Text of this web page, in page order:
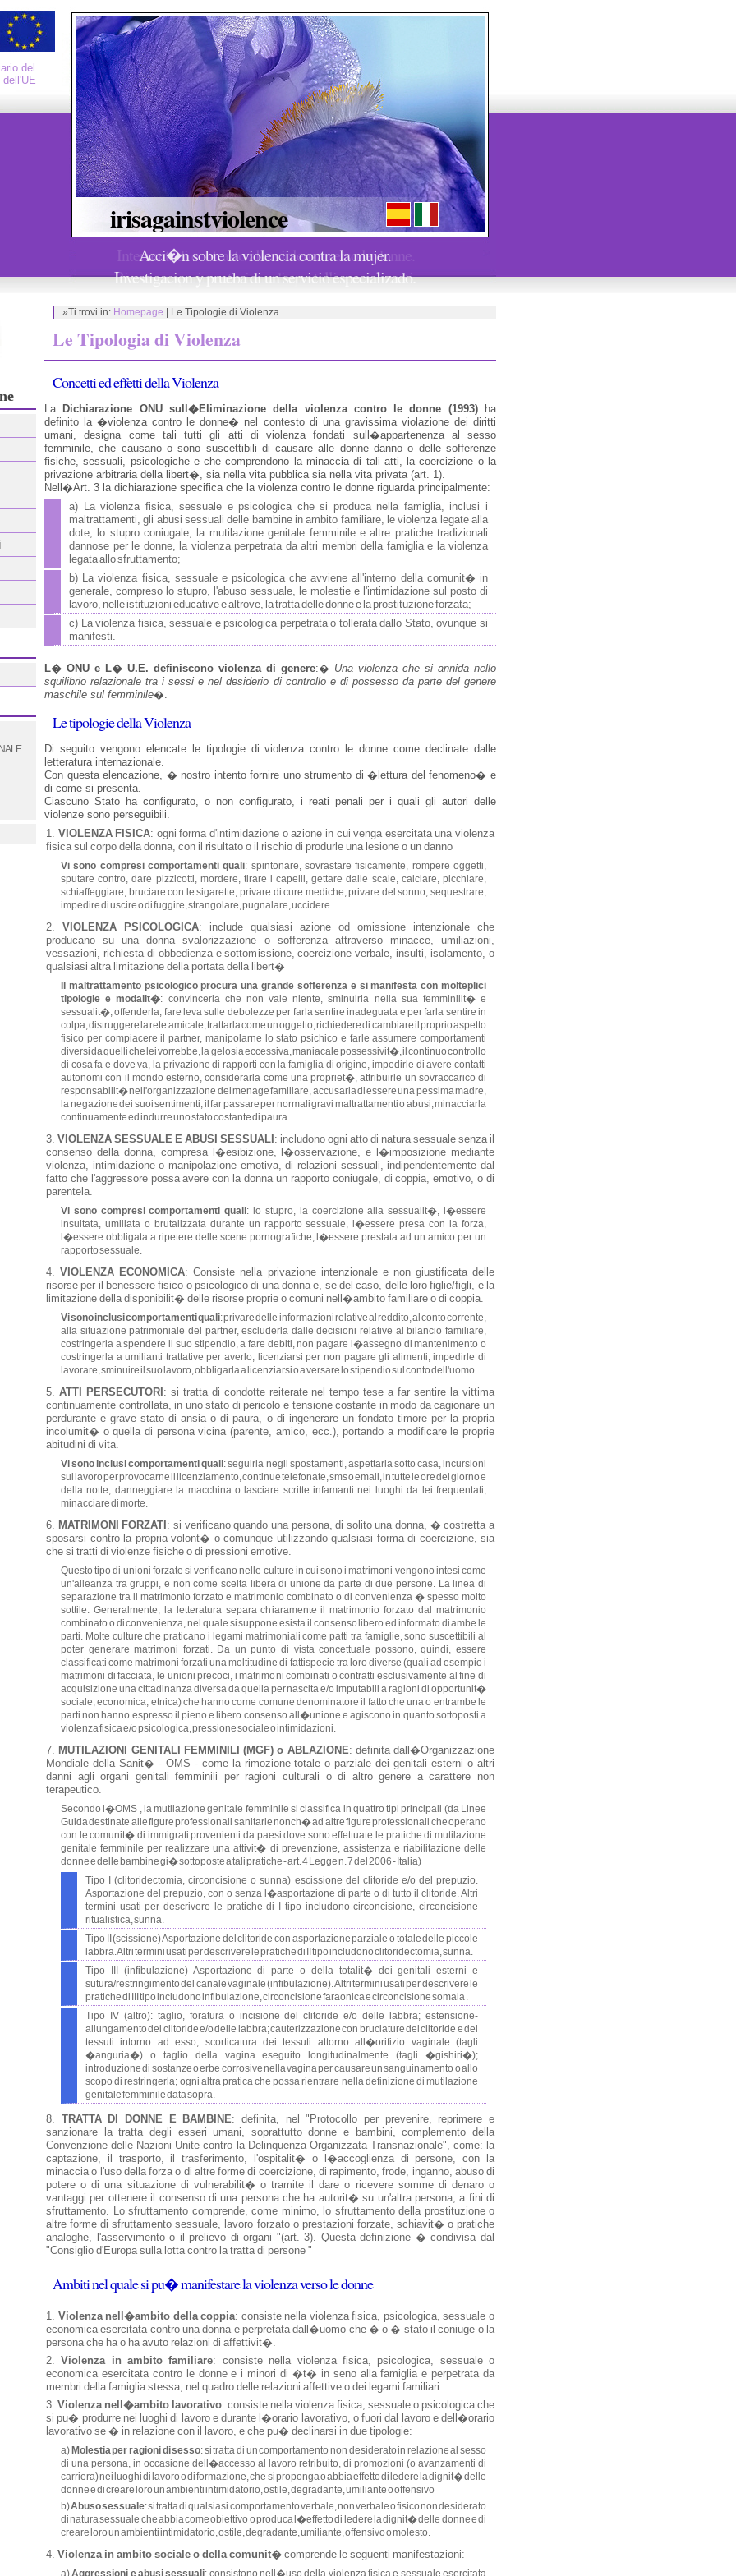
irisagainstviolence
del
dell'UE
Acci�n sobre la violencia contra la mujer.
Investigacion y prueba di un servicio especializado.
»Ti trovi in: Homepage | Le Tipologie di Violenza
Le Tipologia di Violenza
Concetti ed effetti della Violenza
La Dichiarazione ONU sull�Eliminazione della violenza contro le donne (1993)ha
definito la �violenza contro le donne� nel contesto di una gravissima violazione dei diritti
umani, designa come tali tutti gli atti di violenza fondati sull�appartenenza al sesso
femminile, che causano o sono suscettibili di causare alle donne danno o delle sofferenze
fisiche, sessuali, psicologiche e che comprendono la minaccia di tali atti, la coercizione o la
privazione arbitraria della libert�, sia nella vita pubblica sia nella vita privata (art. 1).
Nell�Art. 3 la dichiarazione specifica che la violenza contro le donne riguarda principalmente:
a) La violenza fisica, sessuale e psicologica che si produca nella famiglia, inclusi i
maltrattamenti, gli abusi sessuali delle bambine in ambito familiare, le violenza legate alla
dote, lo stupro coniugale, la mutilazione genitale femminile e altre pratiche tradizionali
dannose per le donne, la violenza perpetrata da altri membri della famiglia e la violenza
legata allo sfruttamento;
b) La violenza fisica, sessuale e psicologica che avviene all'interno della comunit� in
generale, compreso lo stupro, l'abuso sessuale, le molestie e l'intimidazione sul posto di
lavoro, nelle istituzioni educative e altrove, la tratta delle donne e la prostituzione forzata;
c) La violenza fisica, sessuale e psicologica perpetrata o tollerata dallo Stato, ovunque si
manifesti.
L� ONU e L� U.E. definiscono violenza di genere:� Una violenza che si annida nello
squilibrio relazionale tra i sessi e nel desiderio di controllo e di possesso da parte del genere
maschile sul femminile�.
Le tipologie della Violenza
Di seguito vengono elencate le tipologie di violenza contro le donne come declinate dalle
letteratura internazionale.
Con questa elencazione, � nostro intento fornire uno strumento di �lettura del fenomeno� e
di come si presenta.
Ciascuno Stato ha configurato, o non configurato, i reati penali per i quali gli autori delle
violenze sono perseguibili.
VIOLENZA FISICA: ogni forma d'intimidazione o azione in cui venga esercitata una violenza
fisica sul corpo della donna, con il risultato o il rischio di produrle una lesione o un danno
Vi sono compresi comportamenti quali: spintonare, sovrastare fisicamente, rompere oggetti,
sputare contro, dare pizzicotti, mordere, tirare i capelli, gettare dalle scale, calciare, picchiare,
schiaffeggiare, bruciare con le sigarette, privare di cure mediche, privare del sonno, sequestrare,
impedire di uscire o di fuggire, strangolare, pugnalare, uccidere.
VIOLENZA PSICOLOGICA: include qualsiasi azione od omissione intenzionale che
producano su una donna svalorizzazione o sofferenza attraverso minacce, umiliazioni,
vessazioni, richiesta di obbedienza e sottomissione, coercizione verbale, insulti, isolamento, o
qualsiasi altra limitazione della portata della libert�
Il maltrattamento psicologico procura una grande sofferenza e si manifesta con molteplici
tipologie e modalit�: convincerla che non vale niente, sminuirla nella sua femminilit� e
sessualit�, offenderla, fare leva sulle debolezze per farla sentire inadeguata e per farla sentire in
colpa, distruggere la rete amicale, trattarla come un oggetto, richiedere di cambiare il proprio aspetto
fisico per compiacere il partner, manipolarne lo stato psichico e farle assumere comportamenti
diversi da quelli che lei vorrebbe, la gelosia eccessiva, maniacale possessivit�, il continuo controllo
di cosa fa e dove va, la privazione di rapporti con la famiglia di origine, impedirle di avere contatti
autonomi con il mondo esterno, considerarla come una propriet�, attribuirle un sovraccarico di
responsabilit� nell'organizzazione del menage familiare, accusarla di essere una pessima madre,
la negazione dei suoi sentimenti, il far passare per normali gravi maltrattamenti o abusi, minacciarla
continuamente ed indurre uno stato costante di paura.
VIOLENZA SESSUALE E ABUSI SESSUALI : includono ogni atto di natura sessuale senza il
consenso della donna, compresa l�esibizione, l�osservazione, e l�imposizione mediante
violenza, intimidazione o manipolazione emotiva, di relazioni sessuali, indipendentemente dal
fatto che l'aggressore possa avere con la donna un rapporto coniugale, di coppia, emotivo, o di
parentela.
Vi sono compresi comportamenti quali: lo stupro, la coercizione alla sessualit�, l�essere
insultata, umiliata o brutalizzata durante un rapporto sessuale, l�essere presa con la forza,
l�essere obbligata a ripetere delle scene pornografiche, l�essere prestata ad un amico per un
rapporto sessuale.
VIOLENZA ECONOMICA: Consiste nella privazione intenzionale e non giustificata delle
risorse per il benessere fisico o psicologico di una donna e, se del caso, delle loro figlie/figli, e la
limitazione della disponibilit� delle risorse proprie o comuni nell�ambito familiare o di coppia.
Vi sono inclusi comportamenti quali: privare delle informazioni relative al reddito, al conto corrente,
alla situazione patrimoniale del partner, escluderla dalle decisioni relative al bilancio familiare,
costringerla a spendere il suo stipendio, a fare debiti, non pagare l�assegno di mantenimento o
costringerla a umilianti trattative per averlo, licenziarsi per non pagare gli alimenti, impedirle di
lavorare, sminuire il suo lavoro, obbligarla a licenziarsi o a versare lo stipendio sul conto dell'uomo.
ATTI PERSECUTORI : si tratta di condotte reiterate nel tempo tese a far sentire la vittima
continuamente controllata, in uno stato di pericolo e tensione costante in modo da cagionare un
perdurante e grave stato di ansia o di paura, o di ingenerare un fondato timore per la propria
incolumit� o quella di persona vicina (parente, amico, ecc.), portando a modificare le proprie
abitudini di vita.
Vi sono inclusi comportamenti quali: seguirla negli spostamenti, aspettarla sotto casa, incursioni
sul lavoro per provocarne il licenziamento, continue telefonate, sms o email, in tutte le ore del giorno e
della notte, danneggiare la macchina o lasciare scritte infamanti nei luoghi da lei frequentati,
minacciare di morte.
MATRIMONI FORZATI : si verificano quando una persona, di solito una donna, � costretta a
sposarsi contro la propria volont� o comunque utilizzando qualsiasi forma di coercizione, sia
che si tratti di violenze fisiche o di pressioni emotive.
Questo tipo di unioni forzate si verificano nelle culture in cui sono i matrimoni vengono intesi come
un'alleanza tra gruppi, e non come scelta libera di unione da parte di due persone. La linea di
separazione tra il matrimonio forzato e matrimonio combinato o di convenienza � spesso molto
sottile. Generalmente, la letteratura separa chiaramente il matrimonio forzato dal matrimonio
combinato o di convenienza, nel quale si suppone esista il consenso libero ed informato di ambe le
parti. Molte culture che praticano i legami matrimoniali come patti tra famiglie, sono suscettibili al
poter generare matrimoni forzati. Da un punto di vista concettuale possono, quindi, essere
classificati come matrimoni forzati una moltitudine di fattispecie tra loro diverse (quali ad esempio i
matrimoni di facciata, le unioni precoci, i matrimoni combinati o contratti esclusivamente al fine di
acquisizione una cittadinanza diversa da quella per nascita e/o imputabili a ragioni di opportunit�
sociale, economica, etnica) che hanno come comune denominatore il fatto che una o entrambe le
parti non hanno espresso il pieno e libero consenso all�unione e agiscono in quanto sottoposti a
violenza fisica e/o psicologica, pressione sociale o intimidazioni.
MUTILAZIONI GENITALI FEMMINILI (MGF) o ABLAZIONE: definita dall�Organizzazione
Mondiale della Sanit� - OMS - come la rimozione totale o parziale dei genitali esterni o altri
danni agli organi genitali femminili per ragioni culturali o di altro genere a carattere non
terapeutico.
Secondo l�OMS , la mutilazione genitale femminile si classifica in quattro tipi principali (da Linee
Guida destinate alle figure professionali sanitarie nonch� ad altre figure professionali che operano
con le comunit� di immigrati provenienti da paesi dove sono effettuate le pratiche di mutilazione
genitale femminile per realizzare una attivit� di prevenzione, assistenza e riabilitazione delle
donne e delle bambine gi� sottoposte a tali pratiche - art. 4 Legge n. 7 del 2006 - Italia)
Tipo I (clitoridectomia, circoncisione o sunna) escissione del clitoride e/o del prepuzio.
Asportazione del prepuzio, con o senza l�asportazione di parte o di tutto il clitoride. Altri
termini usati per descrivere le pratiche di I tipo includono circoncisione, circoncisione
ritualistica, sunna.
Tipo II (scissione) Asportazione del clitoride con asportazione parziale o totale delle piccole
labbra. Altri termini usati per descrivere le pratiche di II tipo includono clitoridectomia, sunna.
Tipo III (infibulazione) Asportazione di parte o della totalit� dei genitali esterni e
sutura/restringimento del canale vaginale (infibulazione). Altri termini usati per descrivere le
pratiche di III tipo includono infibulazione, circoncisione faraonica e circoncisione somala .
Tipo IV (altro): taglio, foratura o incisione del clitoride e/o delle labbra; estensione-
allungamento del clitoride e/o delle labbra; cauterizzazione con bruciature del clitoride e dei
tessuti intorno ad esso; scorticatura dei tessuti attorno all�orifizio vaginale (tagli
�anguria�) o taglio della vagina eseguito longitudinalmente (tagli �gishiri�);
introduzione di sostanze o erbe corrosive nella vagina per causare un sanguinamento o allo
scopo di restringerla; ogni altra pratica che possa rientrare nella definizione di mutilazione
genitale femminile data sopra.
TRATTA DI DONNE E BAMBINE: definita, nel "Protocollo per prevenire, reprimere e
sanzionare la tratta degli esseri umani, soprattutto donne e bambini, complemento della
Convenzione delle Nazioni Unite contro la Delinquenza Organizzata Transnazionale", come: la
captazione, il trasporto, il trasferimento, l'ospitalit� o l�accoglienza di persone, con la
minaccia o l'uso della forza o di altre forme di coercizione, di rapimento, frode, inganno, abuso di
potere o di una situazione di vulnerabilit� o tramite il dare o ricevere somme di denaro o
vantaggi per ottenere il consenso di una persona che ha autorit� su un'altra persona, a fini di
sfruttamento. Lo sfruttamento comprende, come minimo, lo sfruttamento della prostituzione o
altre forme di sfruttamento sessuale, lavoro forzato o prestazioni forzate, schiavit� o pratiche
analoghe, l'asservimento o il prelievo di organi "(art. 3). Questa definizione � condivisa dal
"Consiglio d'Europa sulla lotta contro la tratta di persone "
Ambiti nel quale si pu� manifestare la violenza verso le donne
Violenza nell�ambito della coppia: consiste nella violenza fisica, psicologica, sessuale o
economica esercitata contro una donna e perpretata dall�uomo che � o � stato il coniuge o la
persona che ha o ha avuto relazioni di affettivit�.
Violenza in ambito familiare: consiste nella violenza fisica, psicologica, sessuale o
economica esercitata contro le donne e i minori di �t� in seno alla famiglia e perpetrata da
membri della famiglia stessa, nel quadro delle relazioni affettive o dei legami familiari.
Violenza nell�ambito lavorativo: consiste nella violenza fisica, sessuale o psicologica che
si pu� produrre nei luoghi di lavoro e durante l�orario lavorativo, o fuori dal lavoro e dell�orario
lavorativo se � in relazione con il lavoro, e che pu� declinarsi in due tipologie:
a) Molestia per ragioni di sesso: si tratta di un comportamento non desiderato in relazione al sesso
di una persona, in occasione dell�accesso al lavoro retribuito, di promozioni (o avanzamenti di
carriera) nei luoghi di lavoro o di formazione, che si proponga o abbia effetto di ledere la dignit� delle
donne e di creare loro un ambienti intimidatorio, ostile, degradante, umiliante o offensivo
b)Abuso sessuale: si tratta di qualsiasi comportamento verbale, non verbale o fisico non desiderato
di natura sessuale che abbia come obiettivo o produca l�effetto di ledere la dignit� delle donne e di
creare loro un ambienti intimidatorio, ostile, degradante, umiliante, offensivo o molesto.
Violenza in ambito sociale o della comunit� comprende le seguenti manifestazioni:
a)Aggressioni e abusi sessuali: consistono nell�uso della violenza fisica e sessuale esercitata